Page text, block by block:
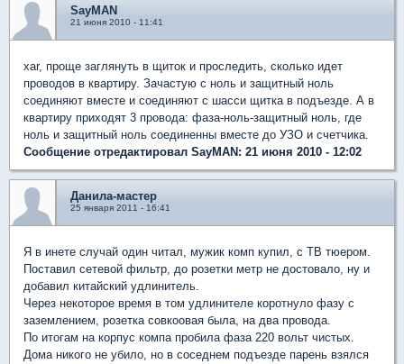
SayMAN
21 июня 2010 - 11:41
xar, проще заглянуть в щиток и проследить, сколько идет
проводов в квартиру. Зачастую с ноль и защитный ноль
соединяют вместе и соединяют с шасси щитка в подъезде. А в
квартиру приходят 3 провода: фаза-ноль-защитный ноль, где
ноль и защитный ноль соединенны вместе до УЗО и счетчика.
Сообщение отредактировал SayMAN: 21 июня 2010 - 12:02
Данила-мастер
25 января 2011 - 16:41
Я в инете случай один читал, мужик комп купил, с ТВ тюером.
Поставил сетевой фильтр, до розетки метр не достовало, ну и
добавил китайский удлинитель.
Через некоторое время в том удлинителе коротнуло фазу с
заземлением, розетка совкоовая была, на два провода.
По итогам на корпус компа пробила фаза 220 вольт чистых.
Дома никого не убило, но в соседнем подъезде парень взялся